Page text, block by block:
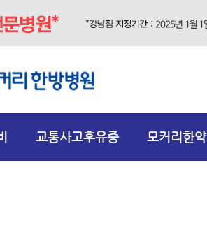
교통사고후유증 모커리한약